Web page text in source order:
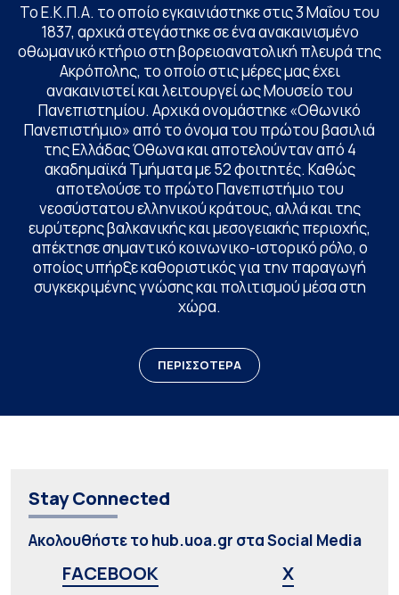
Το Ε.Κ.Π.Α. το οποίο εγκαινιάστηκε στις 3 Μαΐου του
1837, αρχικά στεγάστηκε σε ένα ανακαινισμένο
οθωμανικό κτήριο στη βορειοανατολική πλευρά της
Ακρόπολης, το οποίο στις μέρες μας έχει
ανακαινιστεί και λειτουργεί ως Μουσείο του
Πανεπιστημίου. Αρχικά ονομάστηκε «Οθωνικό
Πανεπιστήμιο» από το όνομα του πρώτου βασιλιά
της Ελλάδας Όθωνα και αποτελούνταν από 4
ακαδημαϊκά Τμήματα με 52 φοιτητές. Καθώς
αποτελούσε το πρώτο Πανεπιστήμιο του
νεοσύστατου ελληνικού κράτους, αλλά και της
ευρύτερης βαλκανικής και μεσογειακής περιοχής,
απέκτησε σημαντικό κοινωνικο-ιστορικό ρόλο, ο
οποίος υπήρξε καθοριστικός για την παραγωγή
συγκεκριμένης γνώσης και πολιτισμού μέσα στη
χώρα.
ΠΕΡΙΣΣΟΤΕΡΑ
Stay Connected
Ακολουθήστε το hub.uoa.gr στα Social Media
FACEBOOK
X